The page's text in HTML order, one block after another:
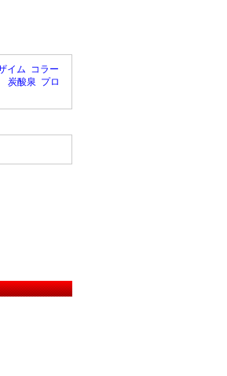
イム コラー
炭酸泉 プロ